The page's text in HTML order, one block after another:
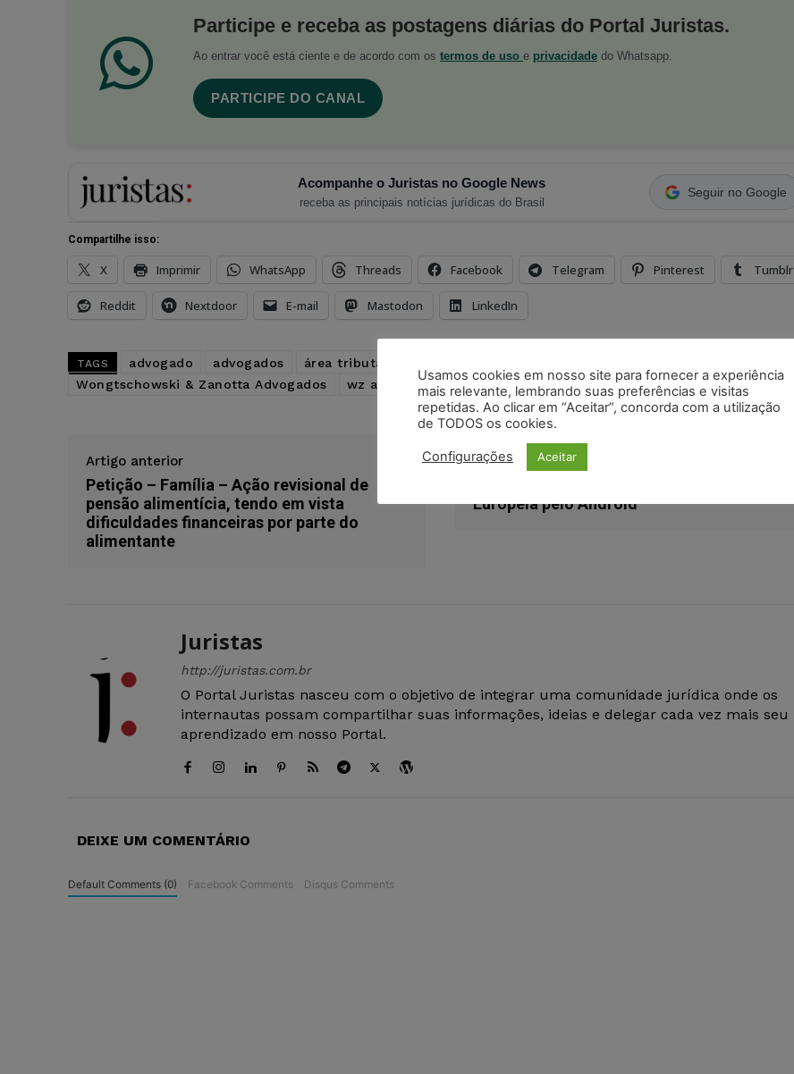
Participe e receba as postagens diárias do Portal Juristas.
Ao entrar você está ciente e de acordo com os termos de uso e privacidade do Whatsapp.
PARTICIPE DO CANAL
Acompanhe o Juristas no Google News
receba as principais notícias jurídicas do Brasil
Seguir no Google
Compartilhe isso:
X Imprimir WhatsApp Threads Facebook Telegram Pinterest Tumblr
Reddit Nextdoor E-mail Mastodon LinkedIn
TAGS advogado advogados área tributária
Wongtschowski & Zanotta Advogados
wz advogados
Artigo anterior
Petição – Família – Ação revisional de
pensão alimentícia, tendo em vista
dificuldades financeiras por parte do
alimentante
Próximo artigo
Europeia pelo Android
Juristas
http://juristas.com.br
O Portal Juristas nasceu com o objetivo de integrar uma comunidade jurídica onde os
internautas possam compartilhar suas informações, ideias e delegar cada vez mais seu
aprendizado em nosso Portal.
DEIXE UM COMENTÁRIO
Default Comments (0) Facebook Comments Disqus Comments
Usamos cookies em nosso site para fornecer a experiência
mais relevante, lembrando suas preferências e visitas
repetidas. Ao clicar em “Aceitar”, concorda com a utilização
de TODOS os cookies.
Configurações Aceitar